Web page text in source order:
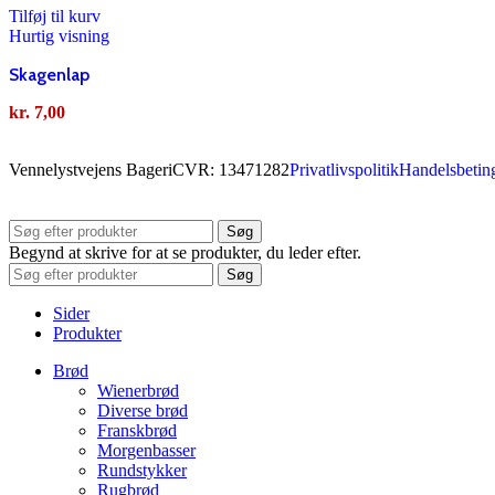
Tilføj til kurv
Hurtig visning
Skagenlap
kr. 7,00
Vennelystvejens BageriCVR: 13471282Privatlivspolitik
Søg
Begynd at skrive for at se produkter, du leder efter.
Søg
Sider
Produkter
Brød
Wienerbrød
Diverse brød
Franskbrød
Morgenbasser
Rundstykker
Rugbrød